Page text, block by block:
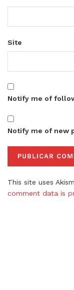
Site
Notify me of
Notify me of new
This site uses
comment data is